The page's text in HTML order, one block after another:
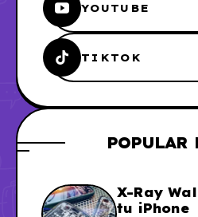
YOUTUBE
TIKTOK
POPULAR
X-Ray
tu iPhone